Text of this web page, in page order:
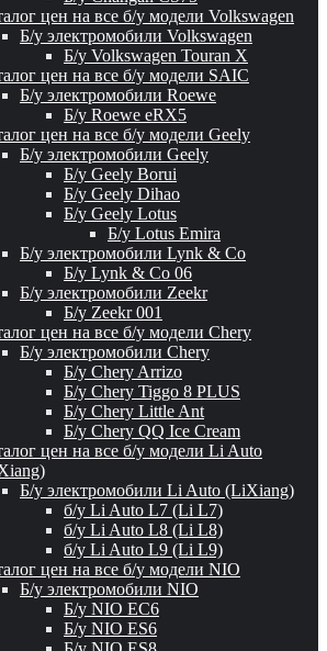
цен на все б/у модели Volkswagen
Б/у электромобили Volkswagen
Б/у Volkswagen Touran X
цен на все б/у модели SAIC
Б/у электромобили Roewe
Б/у Roewe eRX5
цен на все б/у модели Geely
Б/у электромобили Geely
Б/у Geely Borui
Б/у Geely Dihao
Б/у Geely Lotus
Б/у Lotus Emira
Б/у электромобили Lynk & Co
Б/у Lynk & Co 06
Б/у электромобили Zeekr
Б/у Zeekr 001
цен на все б/у модели Chery
Б/у электромобили Chery
Б/у Chery Arrizo
Б/у Chery Tiggo 8 PLUS
Б/у Chery Little Ant
Б/у Chery QQ Ice Cream
цен на все б/у модели Li Auto
Б/у электромобили Li Auto (LiXiang)
б/у Li Auto L7 (Li L7)
б/у Li Auto L8 (Li L8)
б/у Li Auto L9 (Li L9)
цен на все б/у модели NIO
Б/у электромобили NIO
Б/у NIO EC6
Б/у NIO ES6